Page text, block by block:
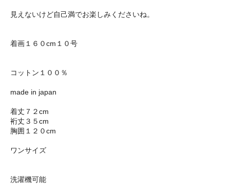
見えないけど自己満でお楽しみくださいね。
着画１６０cm１０号
コットン１００％
made in japan
着丈７２cm
裄丈３５cm
胸囲１２０cm
ワンサイズ
洗濯機可能